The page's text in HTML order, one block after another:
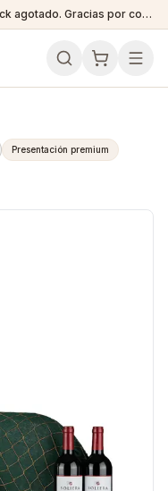
Campaña Navidad 2025 finalizada. Stock agotado. Gracias por confiar en nosotros!
Presentación premium